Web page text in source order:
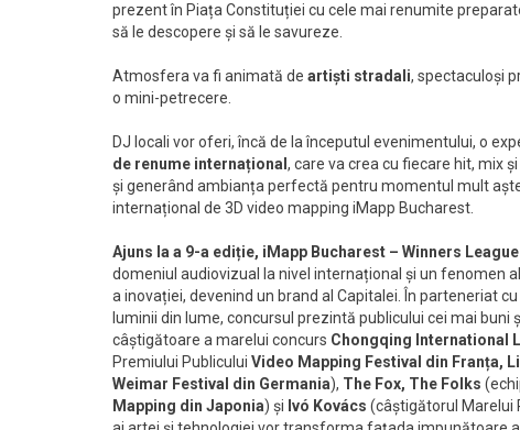
prezent în Piața Constituției cu cele mai renumite
să le descopere și să le savureze.
Atmosfera va fi animată de artiști stradali, spectaculoși
o mini-petrecere.
DJ locali vor oferi, încă de la începutul evenimentului, o
de renume internațional , care va crea cu fiecare hit, mix
și generând ambianța perfectă pentru momentul mult
internațional de 3D video mapping iMapp Bucharest.
Ajuns la a 9-a ediție, iMapp Bucharest – Winners League
domeniul audiovizual la nivel internațional și un fenomen
a inovației, devenind un brand al Capitalei. În parteneriat
luminii din lume, concursul prezintă publicului cei mai buni
câștigătoare a marelui concurs Chongqing International
Premiului Publicului Video Mapping Festival din Franța,
Weimar Festival din Germania), The Fox, The Folks
Mapping din Japonia) și Ivó Kovács (câștigătorul Marelui